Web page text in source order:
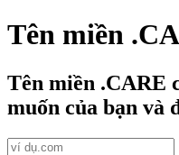
Tên miền
Tên miền .CARE
muốn của bạn và